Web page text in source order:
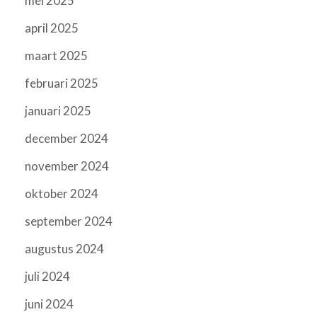
april 2025
maart 2025
februari 2025
januari 2025
december 2024
november 2024
oktober 2024
september 2024
augustus 2024
juli 2024
juni 2024